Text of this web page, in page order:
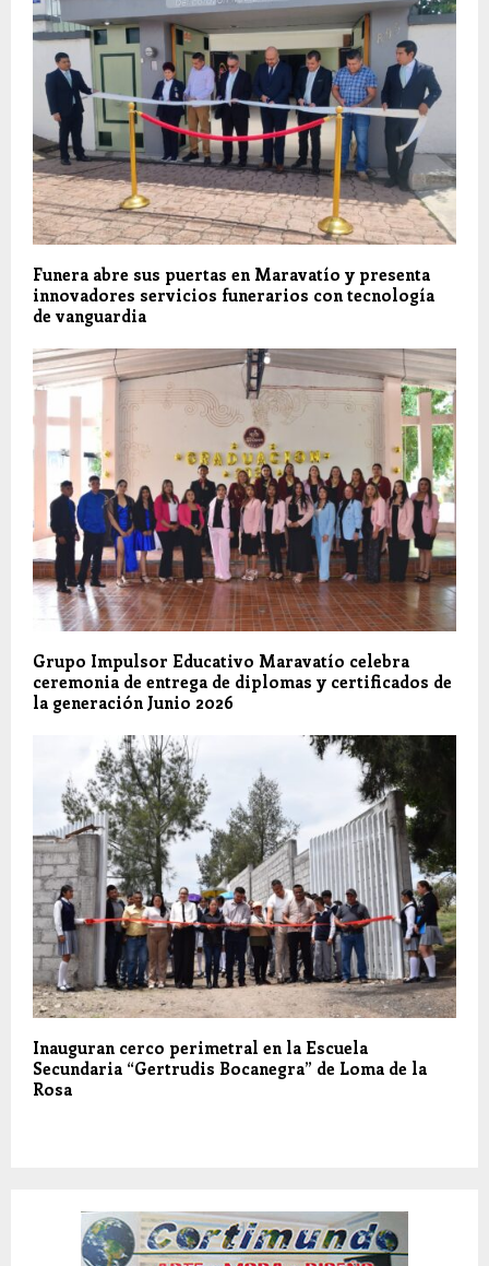
Funera abre sus puertas en Maravatío y presenta
innovadores servicios funerarios con tecnología
de vanguardia
Grupo Impulsor Educativo Maravatío celebra
ceremonia de entrega de diplomas y certificados de
la generación Junio 2026
Inauguran cerco perimetral en la Escuela
Secundaria “Gertrudis Bocanegra” de Loma de la
Rosa